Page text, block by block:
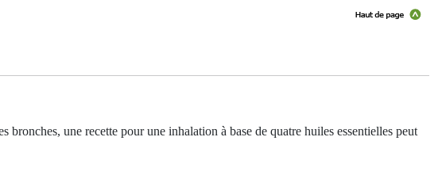
une recette pour une inhalation à base de quatre huiles essentielles peut